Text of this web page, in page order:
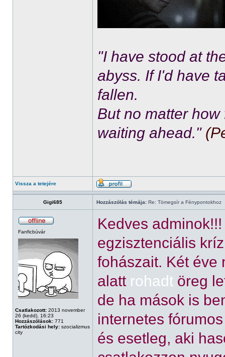
"I have stood at
abyss. If I'd have
fallen.
But no matter
waiting ahead."
Vissza a tetejére
Gigi685 Hozzászólás témája: Re: Tömegsír a Fénypontokhoz
Fanficbúvár
Csatlakozott: 2013 november
26 (kedd), 16:23
Hozzászólások: 771
Tartózkodási hely: szocializmus
city
Kedves
egzisztenciális
fohászait. Két éve
alatt rohadt öreg
de ha mások is
internetes
és esetleg, aki